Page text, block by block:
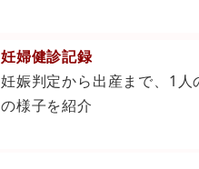
妊婦健診記録
妊娠判定から出産まで、1人
の様子を紹介